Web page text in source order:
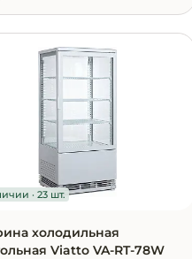
холодильная
Viatto VA-RT-78W
· 23 шт.